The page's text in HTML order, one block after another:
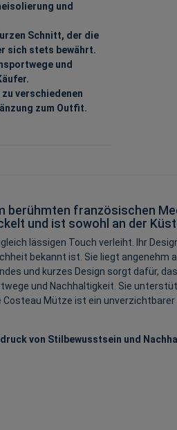
und
Schnitt, der die
sich stets bewährt.
und
zu verschiedenen
zum Outfit.
berühmten französischen
und ist sowohl an der
lässigen Touch verleiht. Ihr
bekannt ist. Sie liegt
und kurzes Design sorgt dafür,
und Nachhaltigkeit. Sie
Mütze ist ein
von Stilbewusstsein und